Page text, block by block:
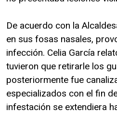
De acuerdo con la
en sus fosas nasales,
infección. Celia García
tuvieron que retirarle los
posteriormente fue
especializados con el fin
infestación se extendiera